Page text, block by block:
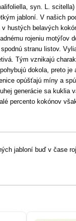
syn. L.
jabloní. V našich
hustých belavých
rojeniu motýľov
stranu listov.
Tým vznikajú
dokola, preto
opúšťajú míny a
generácie sa
percento kokónov
jabloní buď v čase